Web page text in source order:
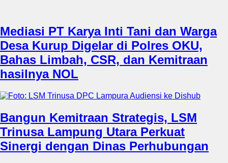
Mediasi PT Karya Inti Tani dan Warga
Desa Kurup Digelar di Polres OKU,
Bahas Limbah, CSR, dan Kemitraan
hasilnya NOL
Bangun Kemitraan Strategis, LSM
Trinusa Lampung Utara Perkuat
Sinergi dengan Dinas Perhubungan